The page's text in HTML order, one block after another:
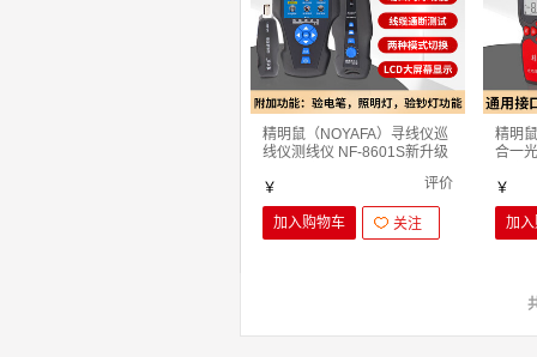
精明鼠（NOYAFA）寻线仪巡
线仪测线仪 NF-8601S新升级
（升级版）
￥ 评价
加入购物车 关注
精明
合一
光功
￥
加